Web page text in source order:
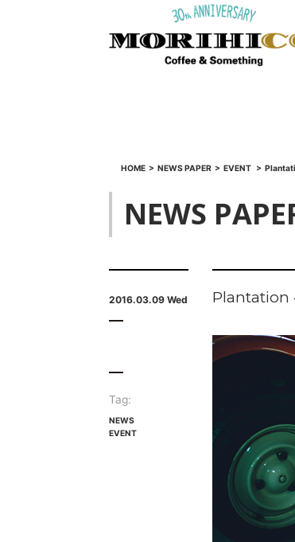
HOME > NEWS PAPER > EVENT >
NEWS
2016.03.09 Wed
Tag:
NEWS
EVENT
Plantation